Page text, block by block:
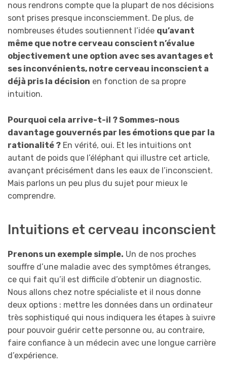
nous rendrons compte que la plupart de nos décisions
sont prises presque inconsciemment. De plus, de
nombreuses études soutiennent l’idée qu’avant
même que notre cerveau conscient n’évalue
objectivement une option avec ses avantages et
ses inconvénients, notre cerveau inconscient a
déjà pris la décision en fonction de sa propre
intuition.
Pourquoi cela arrive-t-il ? Sommes-nous
davantage gouvernés par les émotions que par la
rationalité ? En vérité, oui. Et les intuitions ont
autant de poids que l’éléphant qui illustre cet article,
avançant précisément dans les eaux de l’inconscient.
Mais parlons un peu plus du sujet pour mieux le
comprendre.
Intuitions et cerveau inconscient
Prenons un exemple simple. Un de nos proches
souffre d’une maladie avec des symptômes étranges,
ce qui fait qu’il est difficile d’obtenir un diagnostic.
Nous allons chez notre spécialiste et il nous donne
deux options : mettre les données dans un ordinateur
très sophistiqué qui nous indiquera les étapes à suivre
pour pouvoir guérir cette personne ou, au contraire,
faire confiance à un médecin avec une longue carrière
d’expérience.